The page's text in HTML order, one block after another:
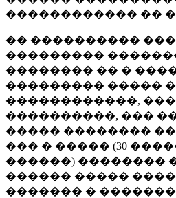
������������ ��
�� ����������
���������
�������� �� �
��������� �����
������������,
����������, ���
����� ��������
��� � ����� (30
������) ��������
������ �����
������� �